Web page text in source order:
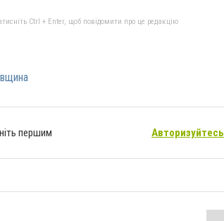
Ctrl + Enter, щоб повідомити про це редакцію
першим Авторизуйтесь